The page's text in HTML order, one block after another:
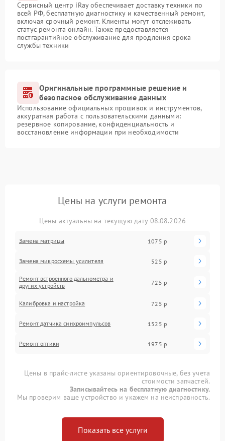
Сервисный центр iRay обеспечивает доставку техники по
всей РФ, бесплатную диагностику и качественный ремонт,
включая срочный ремонт. Клиенты могут отслеживать
статус ремонта онлайн. Также предоставляется
постгарантийное обслуживание для продления срока
службы техники
Оригинальные программные решение и
безопасное обслуживание данных
Использование официальных прошивок и инструментов,
аккуратная работа с пользовательскими данными:
резервное копирование, конфиденциальность и
восстановление информации при необходимости
Цены на услуги ремонта
Цены актуальны на текущую дату 08.08.2026
Замена матрицы 1075 р
Замена микросхемы усилителя 525 р
Ремонт встроенного дальнометра и
других устройств
725 р
Калибровка и настройка 725 р
Ремонт датчика синхроимпульсов 1525 р
Ремонт оптики 1975 р
Цены в прайс-листе указаны ориентировочные, без учета
стоимости запчастей.
Записывайтесь на бесплатную диагностику.
Мы проверим ваше устройство и укажем на неисправность.
Показать все услуги